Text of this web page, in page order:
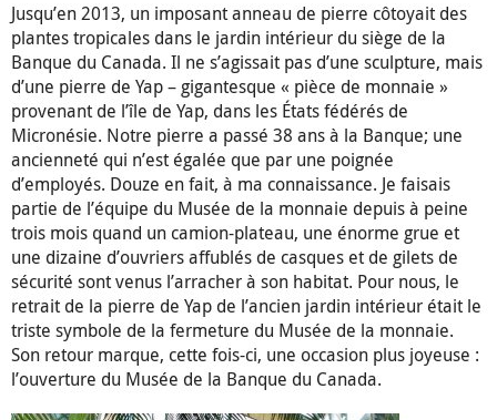
Jusqu’en 2013, un imposant anneau de pierre côtoyait des
plantes tropicales dans le jardin intérieur du siège de la
Banque du Canada. Il ne s’agissait pas d’une sculpture, mais
d’une pierre de Yap – gigantesque « pièce de monnaie »
provenant de l’île de Yap, dans les États fédérés de
Micronésie. Notre pierre a passé 38 ans à la Banque; une
ancienneté qui n’est égalée que par une poignée
d’employés. Douze en fait, à ma connaissance. Je faisais
partie de l’équipe du Musée de la monnaie depuis à peine
trois mois quand un camion-plateau, une énorme grue et
une dizaine d’ouvriers affublés de casques et de gilets de
sécurité sont venus l’arracher à son habitat. Pour nous, le
retrait de la pierre de Yap de l’ancien jardin intérieur était le
triste symbole de la fermeture du Musée de la monnaie.
Son retour marque, cette fois-ci, une occasion plus joyeuse :
l’ouverture du Musée de la Banque du Canada.